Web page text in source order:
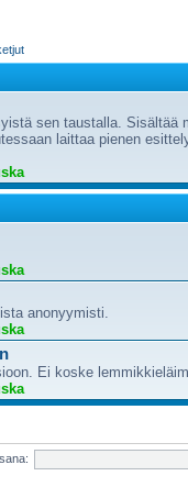
sen taustalla. Sisältää
laittaa pienen
anonyymisti.
Ei koske